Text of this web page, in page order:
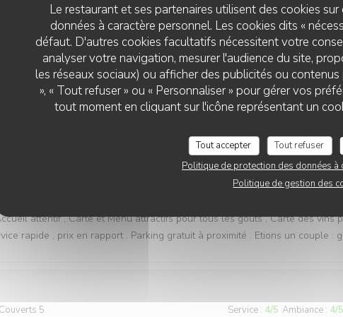
Le restaurant et ses partenaires utilisent des cookies
données à caractère personnel. Les cookies dits «
défaut. D'autres cookies facultatifs nécessitent votre
analyser votre navigation, mesurer l'audience du site,
les réseaux sociaux) ou afficher des publicités ou
», « Tout refuser » ou « Personnaliser » pour gérer vos
tout moment en cliquant sur l'icône représentant un
Tout accepter Tout refuser
Politique de protection des données à
Politique de gestion des
5 Service: /5 Ambiance
dehors comme à l'intérieur et le service est attentionné. Toutefois, la
eu des changement de plats de la formule sans nous prévenir avant de
2 Service:4/5 Ambiance:5/5
attentif , Carte et Menu attractifs pour tous les goûts , Carte des vins
rapide , prix en rapport . Parking gratuit à proximité . Etions un couple :
5 Service : 4/5 Ambiance : 4/5